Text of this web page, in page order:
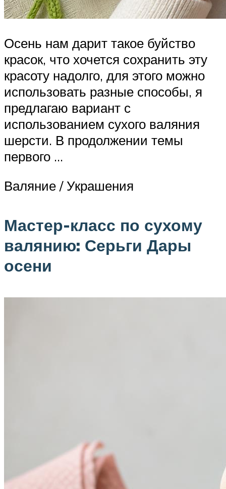
Осень нам дарит такое буйство
красок, что хочется сохранить эту
красоту надолго, для этого можно
использовать разные способы, я
предлагаю вариант с
использованием сухого валяния
шерсти. В продолжении темы
первого …
Валяние / Украшения
Мастер-класс по сухому
валянию: Серьги Дары
осени